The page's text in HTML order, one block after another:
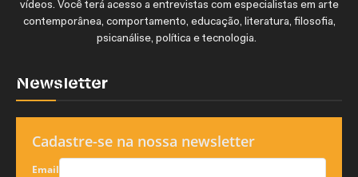
vídeos. Você terá acesso a entrevistas com especialistas em arte
contemporânea, comportamento, educação, literatura, filosofia,
psicanálise, política e tecnologia.
Newsletter
Cadastre-se na nossa newsletter
Email